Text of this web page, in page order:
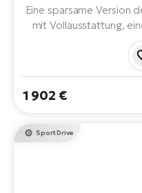
Eine sparsame Version
mit Vollausstattung,
504 Wh Akku, der eine
1 902 €
Sport Drive